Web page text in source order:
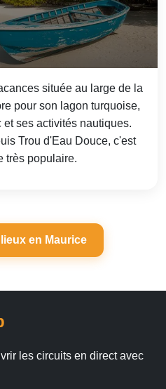
située au large de la
pour son lagon turquoise,
ses activités nautiques.
Trou d'Eau Douce, c'est
très populaire.
en Maurice
les circuits en direct avec